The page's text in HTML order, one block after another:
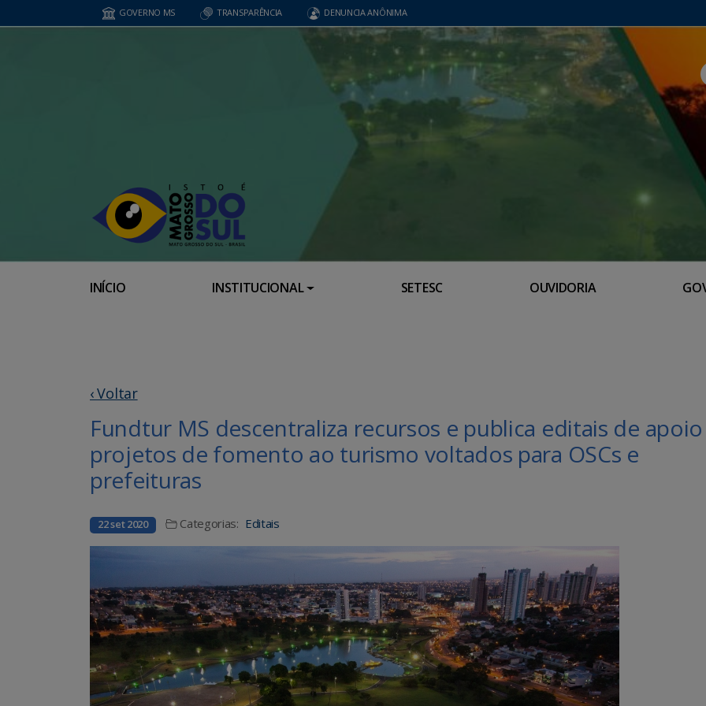
GOVERNO MS TRANSPARÊNCIA DENUNCIA ANÔNIMA
INÍCIO INSTITUCIONAL SETESC OUVIDORIA
‹ Voltar
Fundtur MS descentraliza recursos e publica editais de
projetos de fomento ao turismo voltados para OSCs e
prefeituras
22 set 2020 Categorias: Editais